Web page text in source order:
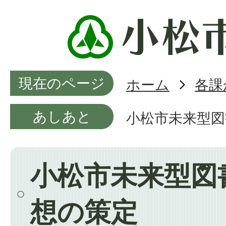
現在のページ ホーム
各
あしあと
小松市未来型
小松市未来型
想の策定